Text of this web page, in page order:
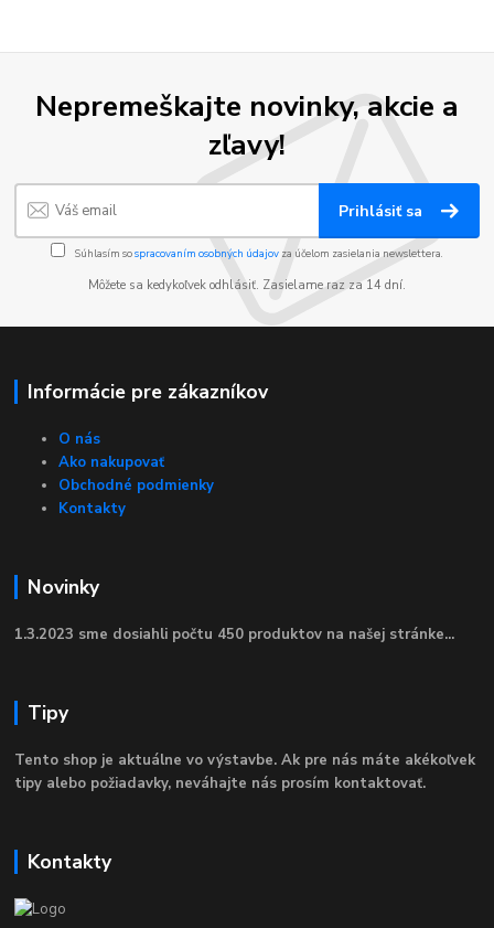
Nepremeškajte novinky, akcie a
zľavy!
Prihlásiť sa
Súhlasím sospracovaním osobných údajov za účelom zasielania newslettera.
Môžete sa kedykoľvek odhlásiť. Zasielame raz za 14 dní.
Informácie pre zákazníkov
O nás
Ako nakupovať
Obchodné podmienky
Kontakty
Novinky
1.3.2023 sme dosiahli počtu 450 produktov na našej stránke...
Tipy
Tento shop je aktuálne vo výstavbe. Ak pre nás máte akékoľvek
tipy alebo požiadavky, neváhajte nás prosím kontaktovať.
Kontakty